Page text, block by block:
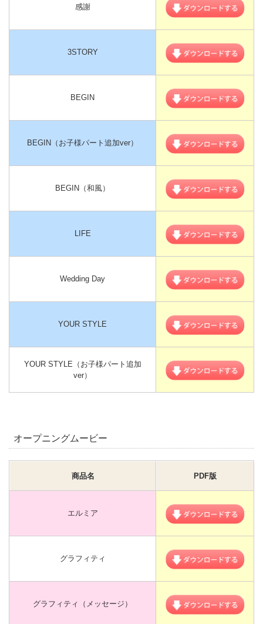
感謝
3STORY
BEGIN
BEGIN（お子様パート追加ver）
BEGIN（和風）
LIFE
Wedding Day
YOUR STYLE
YOUR STYLE（お子様パート追加
ver）
オープニングムービー
商品名 PDF版
エルミア
グラフィティ
グラフィティ（メッセージ）